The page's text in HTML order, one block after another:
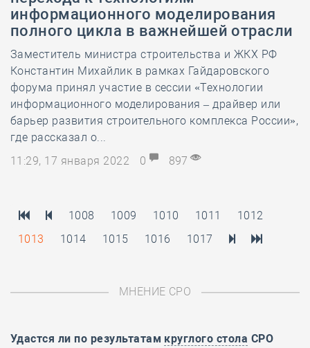
информационного моделирования
полного цикла в важнейшей отрасли
Заместитель министра строительства и ЖКХ РФ
Константин Михайлик в рамках Гайдаровского
форума принял участие в сессии «Технологии
информационного моделирования – драйвер или
барьер развития строительного комплекса России»,
где рассказал о...
11:29, 17 января 2022
0 897
1008 1009 1010 1011
1012
1013
1014 1015 1016 1017
МНЕНИЕ СРО
Удастся ли по результатам круглого стола СРО